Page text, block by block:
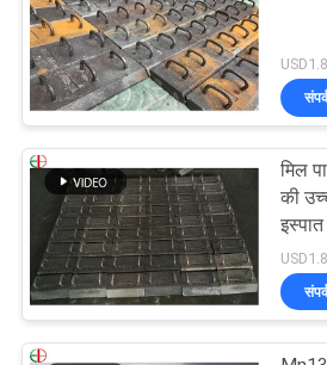
मिल
की
इस्पात